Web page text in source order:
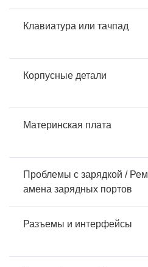
Клавиатура или тачпад
Корпусные детали
Материнская плата
Проблемы с зарядкой /
амена зарядных портов
Разъемы и интерфейсы